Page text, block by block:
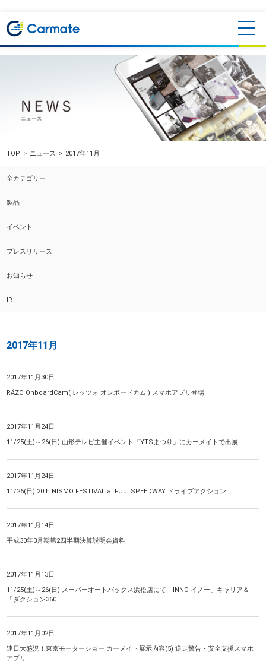
TOP ニュース 2017年11月
全カテゴリー
製品
イベント
プレスリリース
お知らせ
IR
2017年11月
2017年11月30日
RÄZO OnboardCam( レッツォ オンボードカム ) スマホアプリ登場
2017年11月24日
11/25(土)～26(日) 山形テレビ主催イベント『YTSまつり』にカーメイトで出展
2017年11月24日
11/26(日) 20th NISMO FESTIVAL at FUJI SPEEDWAY ドライブアクション...
2017年11月14日
平成30年3月期第2四半期決算説明会資料
2017年11月13日
11/25(土)～26(日) スーパーオートバックス浜松店にて「INNO イノー」キャリア＆
「ダクション360...
2017年11月02日
連日大盛況！東京モーターショー カーメイト展示内容(5) 逆走警告・安全支援スマホ
アプリ